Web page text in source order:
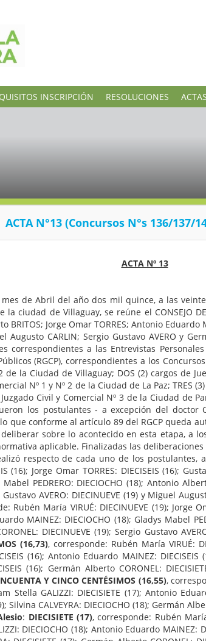
INSCRIPCIÓN RESOLUCIONES ACTAS
ACTA N°13 (Concursos N°s 136/137/
ACTA Nº 13
de Abril del año dos mil quince, a las
ciudad de Villaguay, se reúne el CONSEJO DE
BRITOS; Jorge Omar TORRES; Antonio
Augusto CARLIN; Sergio Gustavo AVERO y
correspondientes a las Entrevistas
(RGCP), correspondientes a los
la Ciudad de Villaguay; DOS (2) cargos de
Nº 1 y Nº 2 de la Ciudad de La Paz; TRES
Civil y Comercial Nº 3 de la Ciudad de
los postulantes - a excepción del doctor
que conforme al artículo 89 del RGCP queda
sobre lo acontecido en esta etapa, a
aplicable. Finalizadas las
respecto de cada uno de los postulantes,
(16); Jorge Omar TORRES: DIECISEIS (16);
PEDRERO: DIECIOCHO (18); Antonio
AVERO: DIECINUEVE (19) y Miguel
Rubén María VIRUÉ: DIECINUEVE (19); Jorge
MAINEZ: DIECIOCHO (18); Gladys Mabel
DIECINUEVE (19); Sergio Gustavo
(16,73), corresponde: Rubén María VIRUÉ:
(16); Antonio Eduardo MAINEZ:
(16); Germán Alberto CORONEL:
Y CINCO CENTÉSIMOS (16,55),
GALIZZI: DIECISIETE (17); Antonio
CALVEYRA: DIECIOCHO (18); Germán
: DIECISIETE (17), corresponde: Rubén María
DIECIOCHO (18); Antonio Eduardo MAINEZ: